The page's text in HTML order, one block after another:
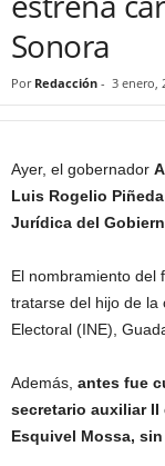
Sonora
Por Redacción - 3 enero,
Ayer, el gobernador
Luis Rogelio
Jurídica del
El nombramiento del
tratarse del hijo de la
Electoral (INE),
Además, antes fue
secretario auxiliar II
Esquivel Mossa,